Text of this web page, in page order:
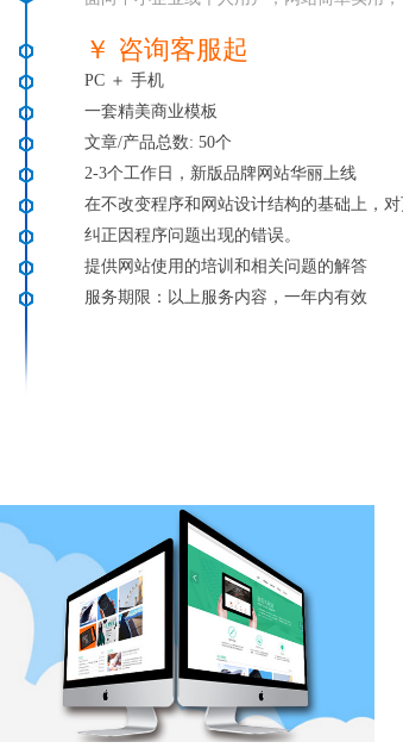
￥ 咨询客服起
PC ＋ 手机
一套精美商业模板
文章/产品总数: 50个
2-3个工作日，新版品牌网站华丽上线
在不改变程序和网站设计结构的基础上，
纠正因程序问题出现的错误。
提供网站使用的培训和相关问题的解答
服务期限：以上服务内容，一年内有效